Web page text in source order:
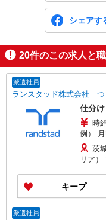
シェアす
20件のこの求人と
派遣社員
ランスタッド株式会社 つ
仕分
時
例）
の場
規定あ
茨
リア
キープ
派遣社員